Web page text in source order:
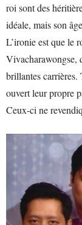
roi sont des
idéale, mais son
L’ironie est que le
Vivacharawongse,
brillantes carrières.
ouvert leur propre
Ceux-ci ne